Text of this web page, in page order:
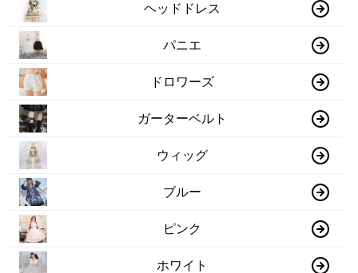
ヘッドドレス
パニエ
ドロワーズ
ガーターベルト
ウィッグ
ブルー
ピンク
ホワイト